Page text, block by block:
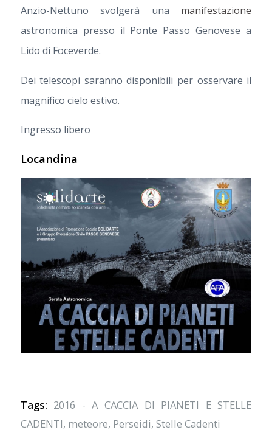
Anzio-Nettuno svolgerà una manifestazione
astronomica presso il Ponte Passo Genovese a
Lido di Foceverde.
Dei telescopi saranno disponibili per osservare il
magnifico cielo estivo.
Ingresso libero
Locandina
Tags: 2016 - A CACCIA DI PIANETI E STELLE
CADENTI, meteore, Perseidi, Stelle Cadenti